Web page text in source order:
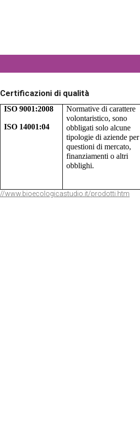
Certificazioni di qualità
ISO 9001:2008
ISO 14001:04
Normative di carattere
volontaristico, sono
obbligati solo alcune
tipologie di aziende per
questioni di mercato,
finanziamenti o altri
obblighi.
//www.bioecologicastudio.it/prodotti.htm